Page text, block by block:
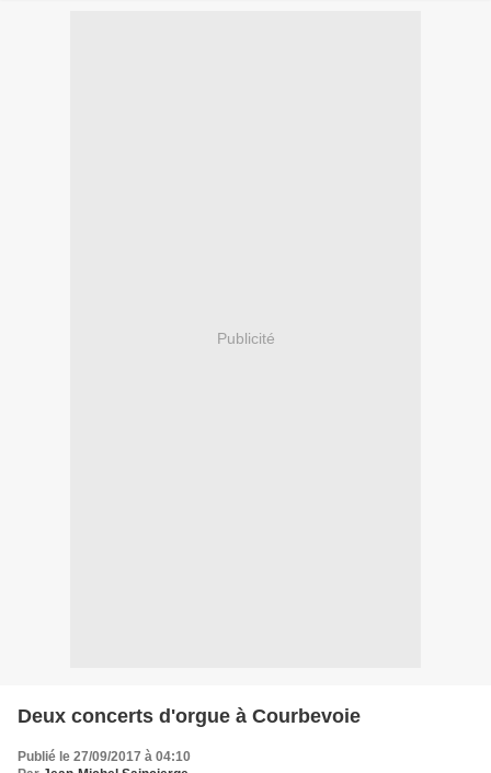
Publicité
Deux concerts d'orgue à Courbevoie
Publié le 27/09/2017 à 04:10